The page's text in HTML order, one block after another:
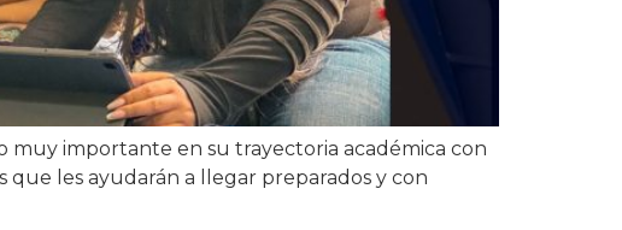
muy importante en su trayectoria académica con
que les ayudarán a llegar preparados y con